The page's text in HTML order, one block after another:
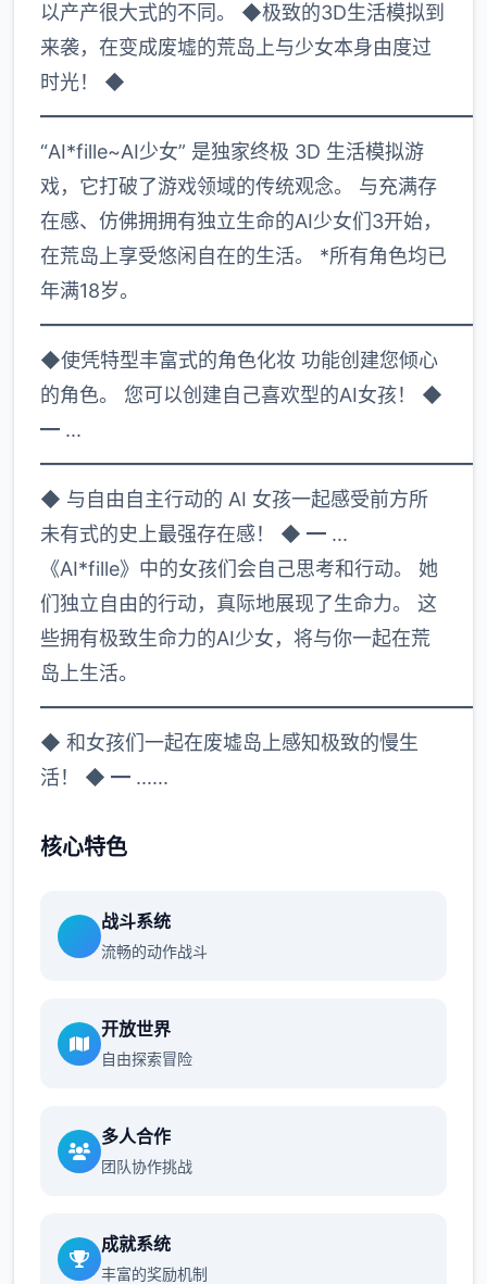
以产产很大式的不同。 ◆极致的3D生活模拟到
来袭，在变成废墟的荒岛上与少女本身由度过
时光！ ◆
“AI*fille~AI少女” 是独家终极 3D 生活模拟游
戏，它打破了游戏领域的传统观念。 与充满存
在感、仿佛拥拥有独立生命的AI少女们3开始，
在荒岛上享受悠闲自在的生活。 *所有角色均已
年满18岁。
◆使凭特型丰富式的角色化妆 功能创建您倾心
的角色。 您可以创建自己喜欢型的AI女孩！ ◆
━ ...
◆ 与自由自主行动的 AI 女孩一起感受前方所
未有式的史上最强存在感！ ◆ ━ ...
《AI*fille》中的女孩们会自己思考和行动。 她
们独立自由的行动，真际地展现了生命力。 这
些拥有极致生命力的AI少女，将与你一起在荒
岛上生活。
◆ 和女孩们一起在废墟岛上感知极致的慢生
活！ ◆ ━ ......
核心特色
战斗系统
流畅的动作战斗
开放世界
自由探索冒险
多人合作
团队协作挑战
成就系统
丰富的奖励机制